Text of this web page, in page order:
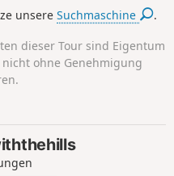
an der Roman Road
unsereSuchmaschine .
dieser Tour sind Eigentum
ohne Genehmigung